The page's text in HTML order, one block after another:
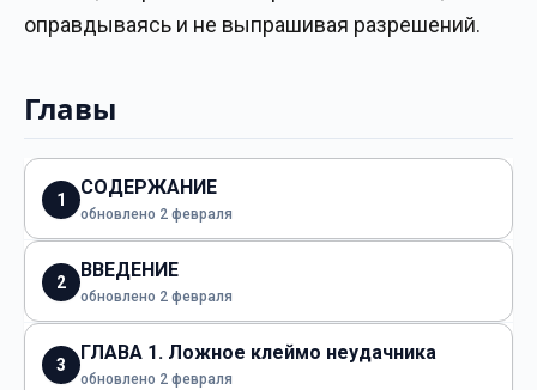
оправдываясь и не выпрашивая разрешений.
Главы
1
СОДЕРЖАНИЕ
обновлено 2 февраля
2
ВВЕДЕНИЕ
обновлено 2 февраля
3
ГЛАВА 1. Ложное клеймо неудачника
обновлено 2 февраля